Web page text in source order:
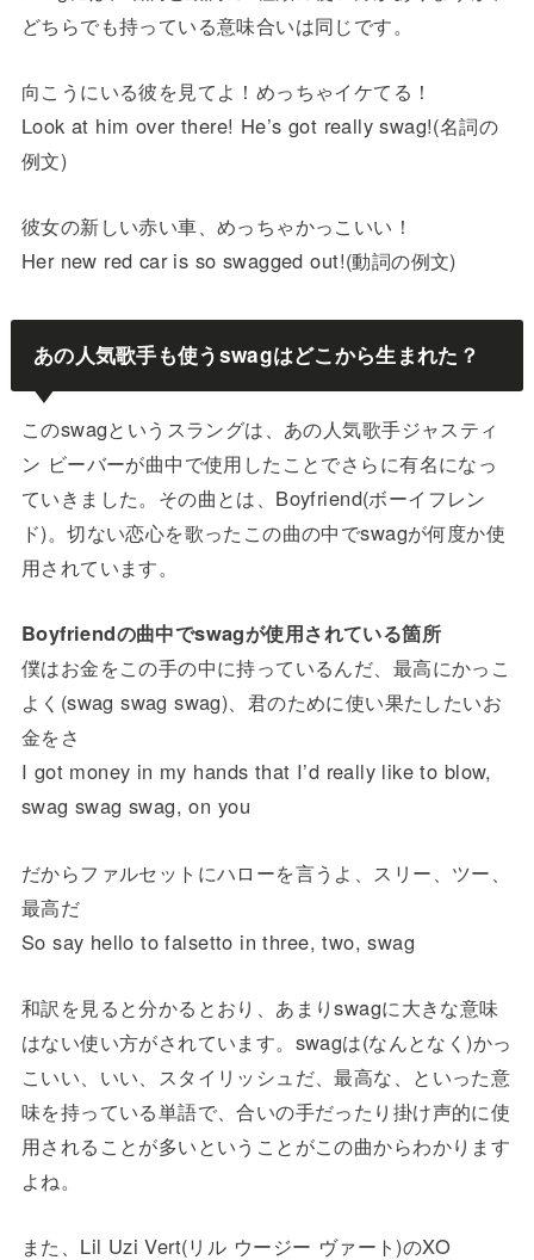
どちらでも持っている意味合いは同じです。
向こうにいる彼を見てよ！めっちゃイケてる！
Look at him over there! He’s got really swag!(名詞の
例文)
彼女の新しい赤い車、めっちゃかっこいい！
Her new red car is so swagged out!(動詞の例文)
あの人気歌手も使うswagはどこから生まれた？
このswagというスラングは、あの人気歌手ジャスティ
ン ビーバーが曲中で使用したことでさらに有名になっ
ていきました。その曲とは、Boyfriend(ボーイフレン
ド)。切ない恋心を歌ったこの曲の中でswagが何度か使
用されています。
Boyfriendの曲中でswagが使用されている箇所
僕はお金をこの手の中に持っているんだ、最高にかっこ
よく(swag swag swag)、君のために使い果たしたいお
金をさ
I got money in my hands that I’d really like to blow,
swag swag swag, on you
だからファルセットにハローを言うよ、スリー、ツー、
最高だ
So say hello to falsetto in three, two, swag
和訳を見ると分かるとおり、あまりswagに大きな意味
はない使い方がされています。swagは(なんとなく)かっ
こいい、いい、スタイリッシュだ、最高な、といった意
味を持っている単語で、合いの手だったり掛け声的に使
用されることが多いということがこの曲からわかります
よね。
また、Lil Uzi Vert(リル ウージー ヴァート)のXO